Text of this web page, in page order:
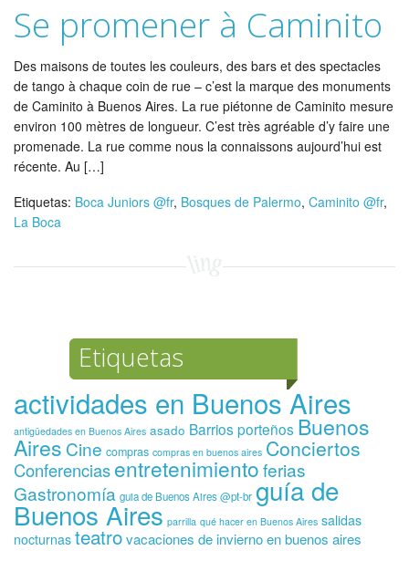
Se promener à Caminito
Des maisons de toutes les couleurs, des bars et des spectacles
de tango à chaque coin de rue – c’est la marque des monuments
de Caminito à Buenos Aires. La rue piétonne de Caminito mesure
environ 100 mètres de longueur. C’est très agréable d’y faire une
promenade. La rue comme nous la connaissons aujourd’hui est
récente. Au […]
Etiquetas: Boca Juniors @fr, Bosques de Palermo, Caminito @fr,
La Boca
Etiquetas
actividades en Buenos Aires
antigüedades en Buenos Aires asado Barrios porteños Buenos
Aires Cine compras compras en buenos aires Conciertos
Conferenciasentretenimientoferias
Gastronomía guia de Buenos Aires @pt-br guía de
Buenos Aires parrilla qué hacer en Buenos Aires salidas
nocturnas teatrovacaciones de invierno en buenos aires